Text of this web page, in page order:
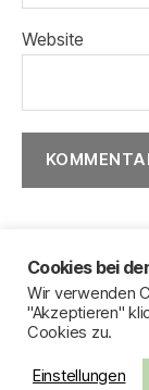
Website
Impressum
Kontakt
Cookies bei
Wir verwenden
"Akzeptieren"
Cookies zu.
Einstellungen